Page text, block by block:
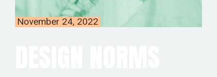
November 24, 2022